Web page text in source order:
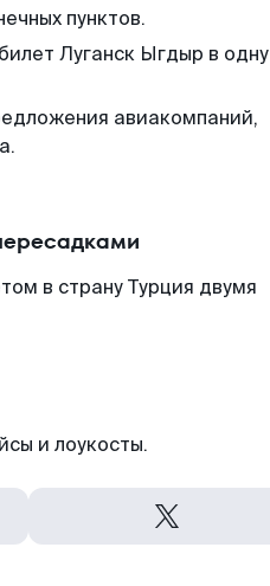
пунктов.
Луганск Ыгдыр в одну
авиакомпаний,
в страну Турция двумя
и лоукосты.